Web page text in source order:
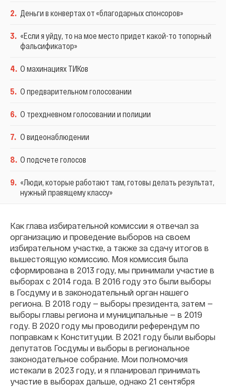
2. Деньги в конвертах от «благодарных спонсоров»
3. «Если я уйду, то на мое место придет какой-то топорный
фальсификатор»
4. О махинациях ТИКов
5. О предварительном голосовании
6. О трехдневном голосовании и полиции
7. О видеонаблюдении
8. О подсчете голосов
9. «Люди, которые работают там, готовы делать результат,
нужный правящему классу»
Как глава избирательной комиссии я отвечал за
организацию и проведение выборов на своем
избирательном участке, а также за сдачу итогов в
вышестоящую комиссию. Моя комиссия была
сформирована в 2013 году, мы принимали участие в
выборах с 2014 года. В 2016 году это были выборы
в Госдуму и в законодательный орган нашего
региона. В 2018 году — выборы президента, затем —
выборы главы региона и муниципальные — в 2019
году. В 2020 году мы проводили референдум по
поправкам к Конституции. В 2021 году были выборы
депутатов Госдумы и выборы в региональное
законодательное собрание. Мои полномочия
истекали в 2023 году, и я планировал принимать
участие в выборах дальше, однако 21 сентября